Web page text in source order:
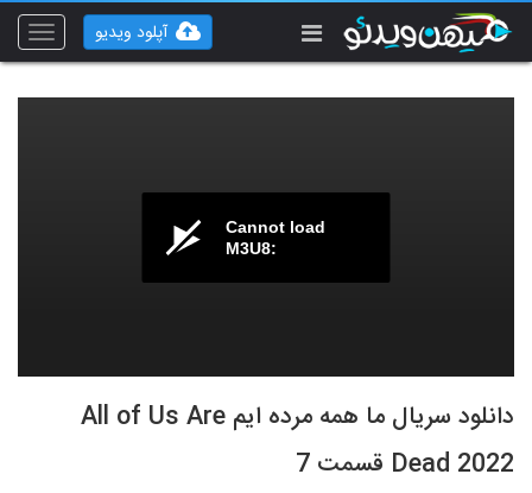
Toggle
آپلود ویدیو
Cannot load
M3U8:
دانلود سریال ما همه مرده ایم All of Us Are
Dead 2022 قسمت 7